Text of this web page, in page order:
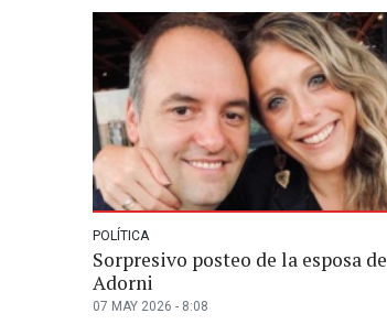
POLÍTICA
Sorpresivo posteo de la esposa de
Adorni
07 MAY 2026 - 8:08